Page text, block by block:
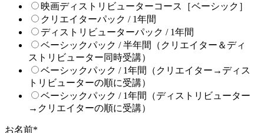
映画ディストリビューターコース［ベーシック］
クリエイターパック / 1年間
ディストリビューターパック / 1年間
ベーシックパック / 半年間（クリエイター＆ディ
ストリビューター同時受講）
ベーシックパック / 1年間（クリエイター→ディス
トリビューターの順に受講）
ベーシックパック / 1年間（ディストリビューター
→クリエイターの順に受講）
お名前*